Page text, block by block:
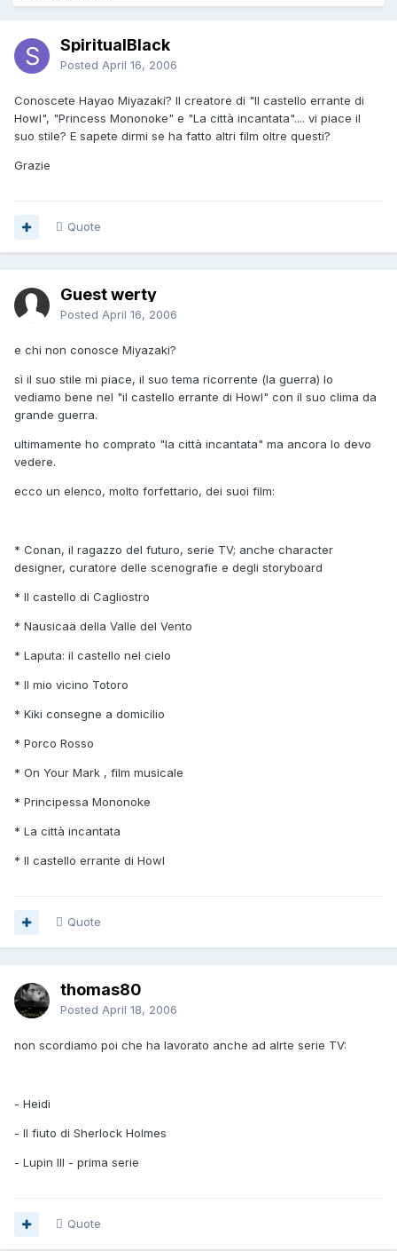
SpiritualBlack
Posted April 16, 2006
Conoscete Hayao Miyazaki? Il creatore di "Il castello errante di
Howl", "Princess Mononoke" e "La città incantata".... vi piace il
suo stile? E sapete dirmi se ha fatto altri film oltre questi?
Grazie
Quote
Guest werty
Posted April 16, 2006
e chi non conosce Miyazaki?
sì il suo stile mi piace, il suo tema ricorrente (la guerra) lo
vediamo bene nel "il castello errante di Howl" con il suo clima da
grande guerra.
ultimamente ho comprato "la città incantata" ma ancora lo devo
vedere.
ecco un elenco, molto forfettario, dei suoi film:
* Conan, il ragazzo del futuro, serie TV; anche character
designer, curatore delle scenografie e degli storyboard
* Il castello di Cagliostro
* Nausicaä della Valle del Vento
* Laputa: il castello nel cielo
* Il mio vicino Totoro
* Kiki consegne a domicilio
* Porco Rosso
* On Your Mark , film musicale
* Principessa Mononoke
* La città incantata
* Il castello errante di Howl
Quote
thomas80
Posted April 18, 2006
non scordiamo poi che ha lavorato anche ad alrte serie TV:
- Heidi
- Il fiuto di Sherlock Holmes
- Lupin III - prima serie
Quote